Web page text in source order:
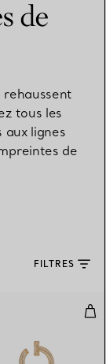
de
rehaussent
tous les
lignes
de
FILTRES
à maillons